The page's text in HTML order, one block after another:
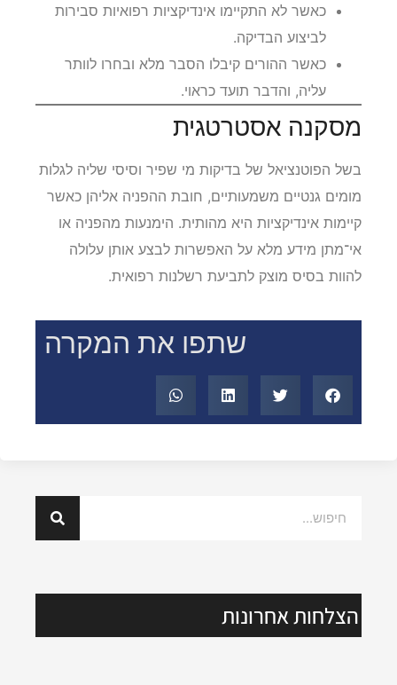
כאשר לא התקיימו אינדיקציות רפואיות סבירות
לביצוע הבדיקה.
כאשר ההורים קיבלו הסבר מלא ובחרו לוותר
עליה, והדבר תועד כראוי.
מסקנה אסטרטגית
בשל הפוטנציאל של בדיקות מי שפיר וסיסי שליה לגלות
מומים גנטיים משמעותיים, חובת ההפניה אליהן כאשר
קיימות אינדיקציות היא מהותית. הימנעות מהפניה או
אי־מתן מידע מלא על האפשרות לבצע אותן עלולה
להוות בסיס מוצק לתביעת רשלנות רפואית.
שתפו את המקרה
הצלחות אחרונות